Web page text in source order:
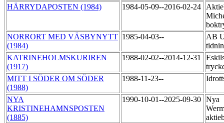
HÄRRYDAPOSTEN (1984)
1984-05-09--2016-02-24
NORRORT MED VÄSBYNYTT
(1984)
1985-04-03--
AB
KATRINEHOLMSKURIREN
(1917)
1988-02-02--2014-12-31
MITT I SÖDER OM SÖDER
(1988)
1988-11-23--
NYA
KRISTINEHAMNSPOSTEN
(1885)
1990-10-01--2025-09-30 Nya